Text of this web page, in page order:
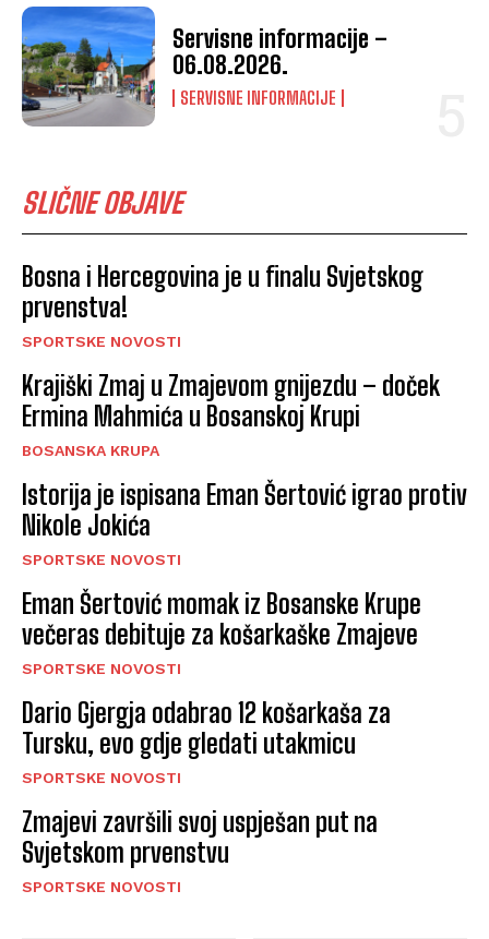
Servisne informacije –
06.08.2026.
SERVISNE INFORMACIJE
SLIČNE OBJAVE
Bosna i Hercegovina je u finalu Svjetskog
prvenstva!
SPORTSKE NOVOSTI
Krajiški Zmaj u Zmajevom gnijezdu – doček
Ermina Mahmića u Bosanskoj Krupi
BOSANSKA KRUPA
Istorija je ispisana Eman Šertović igrao protiv
Nikole Jokića
SPORTSKE NOVOSTI
Eman Šertović momak iz Bosanske Krupe
večeras debituje za košarkaške Zmajeve
SPORTSKE NOVOSTI
Dario Gjergja odabrao 12 košarkaša za
Tursku, evo gdje gledati utakmicu
SPORTSKE NOVOSTI
Zmajevi završili svoj uspješan put na
Svjetskom prvenstvu
SPORTSKE NOVOSTI